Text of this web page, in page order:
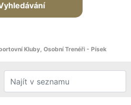
Kluby, Osobní Trenéři - Písek